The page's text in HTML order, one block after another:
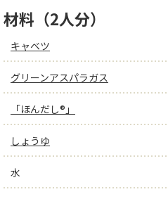
材料（2人分）
キャベツ
グリーンアスパラガス
「ほんだし®」
しょうゆ
水